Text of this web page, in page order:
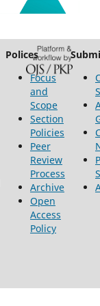
Polices
Focus
and
Scope
Section
Policies
Peer
Review
Process
Archive
Open
Access
Policy